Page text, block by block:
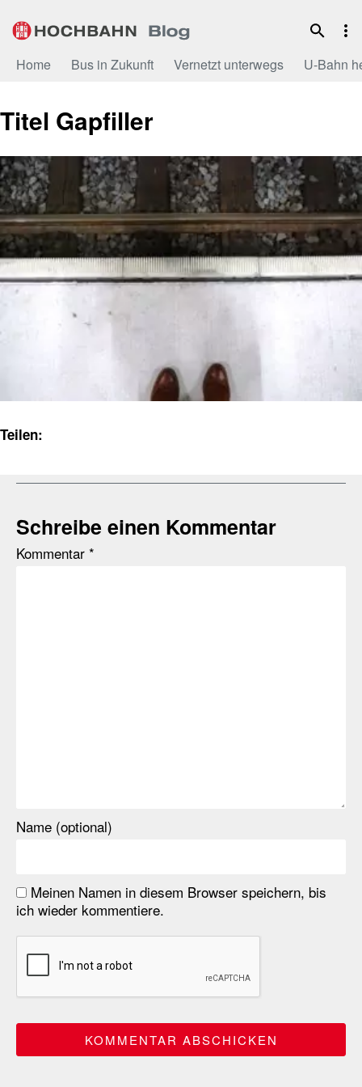
Inhalt
Home Bus in Zukunft Vernetzt unterwegs U-Bahn
Titel Gapfiller
Teilen:
Schreibe einen Kommentar
Kommentar *
Name (optional)
Meinen Namen in diesem Browser speichern, bis
ich wieder kommentiere.